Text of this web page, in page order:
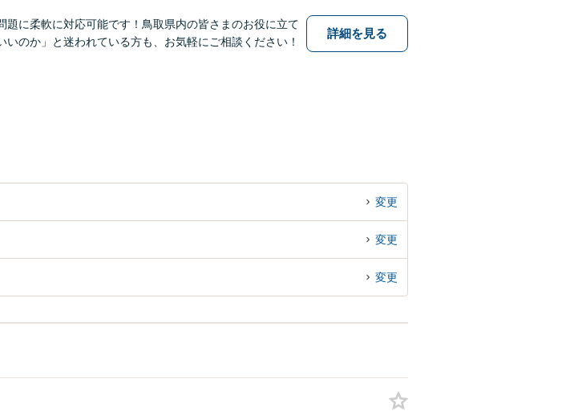
に柔軟に対応可能です！鳥取県内の皆さまのお役に立て
のか」と迷われている方も、お気軽にご相談ください！
詳細を見る
変更
変更
変更